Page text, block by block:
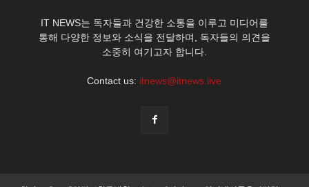
IT NEWS는 독자들과 건강한 소통을 이루고 미디어를
통해 다양한 정보와 소식을 전달하며, 독자들의 의견을
소중히 여기고자 합니다.
Contact us: itnews@itnews.live